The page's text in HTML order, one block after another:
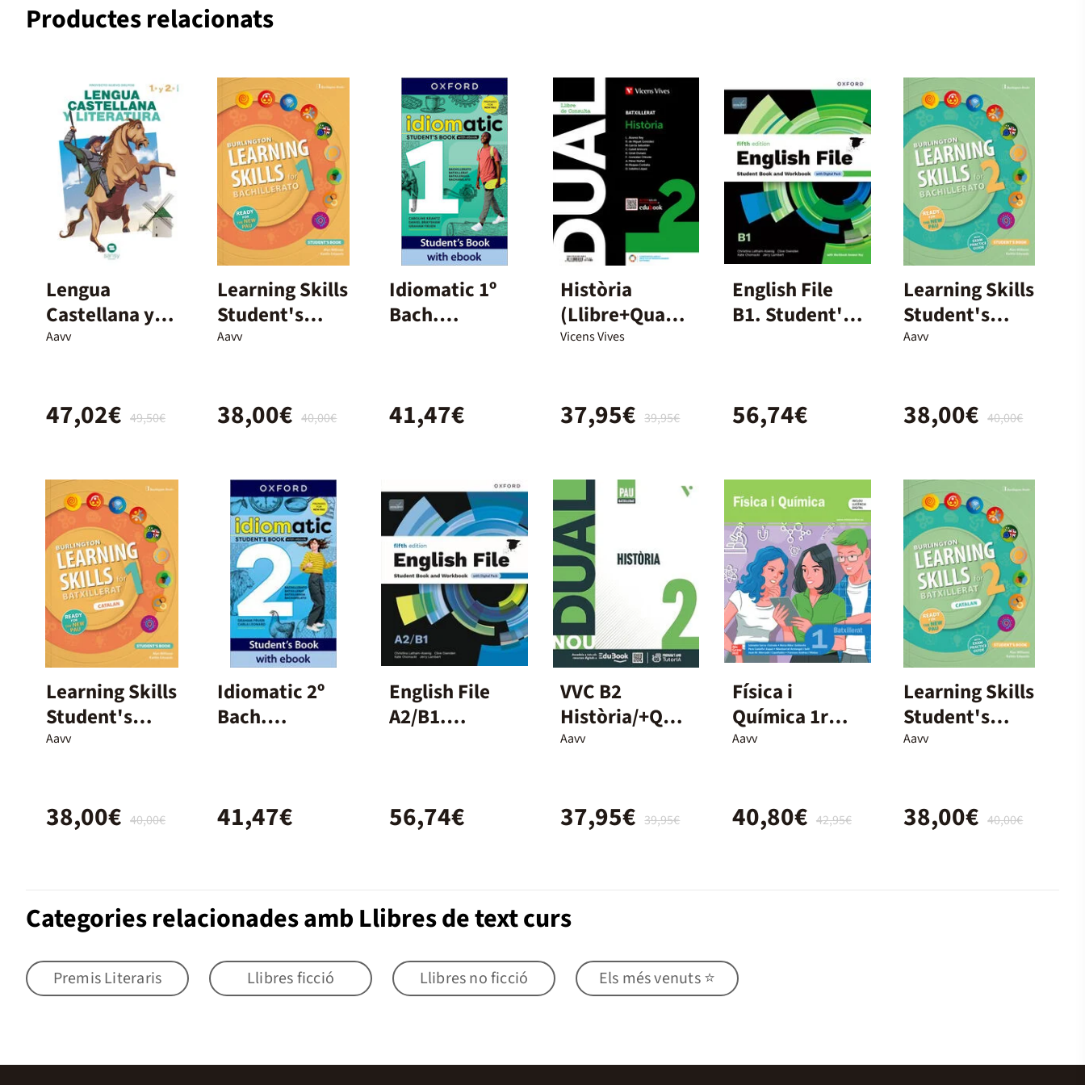
Productes relacionats
Lengua
Castellana y
Literatura – 1º
Nuevo
Aavv
49,50€
47,02€
Learning Skills
Student's
Book - 1º
Aavv
40,00€
38,00€
Idiomatic 1º
Bach.
41,47€
Història
(Llibre+Quade
rn+Digital)
Vicens Vives
39,95€
37,95€
English File
B1. Student's
Key Pack)
56,74€
Learning Skills
Student's
Book - 2º
Aavv
40,00€
38,00€
Learning Skills
Student's
Book - 1r Batx.
Aavv
40,00€
38,00€
Idiomatic 2º
Bach.
41,47€
English File
A2/B1.
Digital
56,74€
VVC B2
Història/+QA+
DG/DUAL/26
Aavv
39,95€
37,95€
Física i
Química 1r
Batxillerat
Aavv
42,95€
40,80€
Learning Skills
Student's
Book - 2n
Aavv
40,00€
38,00€
Categories relacionades amb Llibres de text curs
Premis Literaris Llibres ficció Llibres no ficció Els més venuts ⭐